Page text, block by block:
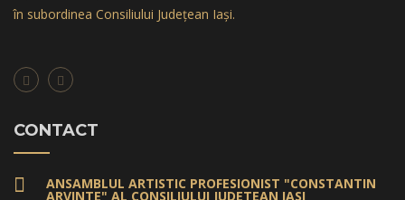
în subordinea Consiliului Județean Iași.
CONTACT
ANSAMBLUL ARTISTIC PROFESIONIST "CONSTANTIN
ARVINTE" AL CONSILIULUI JUDETEAN IASI